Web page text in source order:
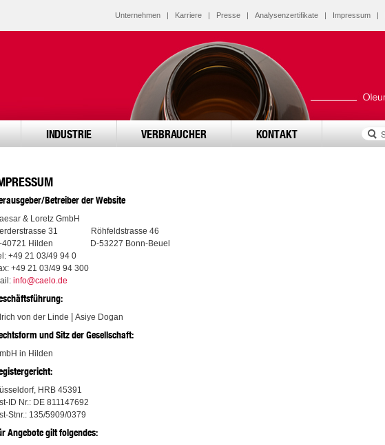
Unternehmen | Karriere | Presse | Analysenzertifikate | Impressum |
INDUSTRIE VERBRAUCHER KONTAKT
Betreiber der Website
& Loretz GmbH
31 Röhfeldstrasse 46
40721 Hilden D-53227 Bonn-Beuel
+49 21 03/49 94 0
+49 21 03/49 94 300
info@caelo.de
von der Linde Asiye Dogan
und Sitz der Gesellschaft:
in Hilden
HRB 45391
ID Nr.: DE 811147692
Stnr.: 135/5909/0379
Angebote gilt folgendes: